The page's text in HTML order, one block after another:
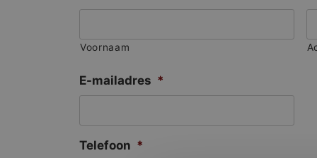
Voornaam
E-mailadres *
Telefoon *